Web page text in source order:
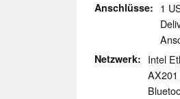
Anschlüsse
1
Netzwerk
Intel